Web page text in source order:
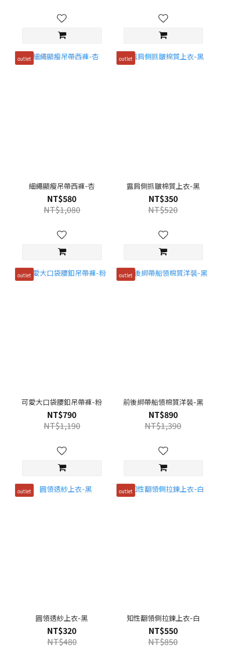
outlet
細繩顯瘦吊帶西褲-杏
NT$580
NT$1,080
outlet
露肩側抓皺棉質上衣-黑
NT$350
NT$520
outlet
可愛大口袋腰釦吊帶褲-粉
NT$790
NT$1,190
outlet
前後綁帶船領棉質洋裝-黑
NT$890
NT$1,390
outlet
圓領透紗上衣-黑
NT$320
NT$480
outlet
知性翻領側拉鍊上衣-白
NT$550
NT$850